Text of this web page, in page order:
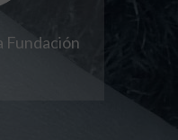
Fundación